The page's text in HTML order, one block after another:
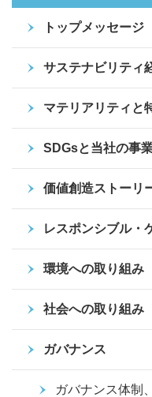
トップメッセージ
サステナビリティ
マテリアリティと
SDGsと当社の事
価値創造ストーリ
レスポンシブル・
環境への取り組み
社会への取り組み
ガバナンス
ガバナンス体制